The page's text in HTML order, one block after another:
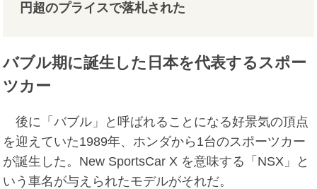
円超のプライスで落札された
バブル期に誕生した日本を代表するスポー
ツカー
後に「バブル」と呼ばれることになる好景気の頂点
を迎えていた1989年、ホンダから1台のスポーツカー
が誕生した。New SportsCar X を意味する「NSX」と
いう車名が与えられたモデルがそれだ。